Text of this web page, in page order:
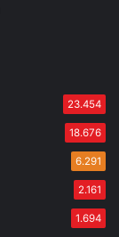
23.454
18.676
6.291
2.161
1.694